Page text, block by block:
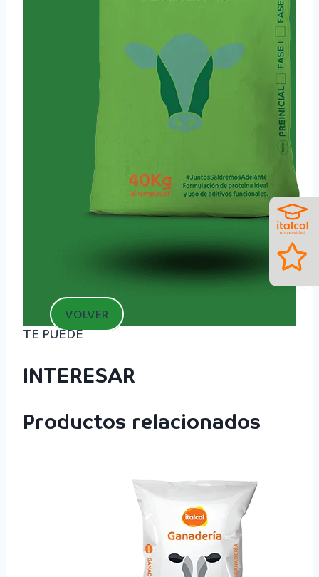
VOLVER
TE PUEDE
INTERESAR
Productos relacionados